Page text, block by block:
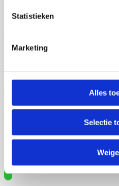
Statistieken
Marketing
Alles
Selectie
4 juni 2025